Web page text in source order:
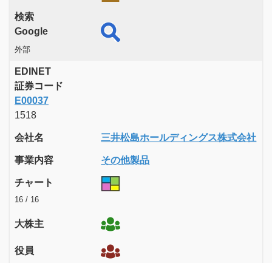
検索
Google
外部
EDINET
証券コード
E00037
1518
会社名 三井松島ホールディングス株式会社
事業内容 その他製品
チャート
16 / 16
大株主
役員